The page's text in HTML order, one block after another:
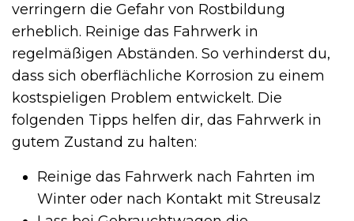
verringern die Gefahr von Rostbildung
erheblich. Reinige das Fahrwerk in
regelmäßigen Abständen. So verhinderst du,
dass sich oberflächliche Korrosion zu einem
kostspieligen Problem entwickelt. Die
folgenden Tipps helfen dir, das Fahrwerk in
gutem Zustand zu halten:
Reinige das Fahrwerk nach Fahrten im
Winter oder nach Kontakt mit Streusalz